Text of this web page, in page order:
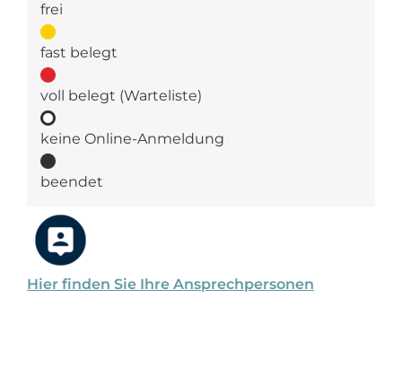
Hier finden Sie Ihre Ansprechpersonen
frei
fast belegt
voll belegt (Warteliste)
keine Online-Anmeldung
beendet